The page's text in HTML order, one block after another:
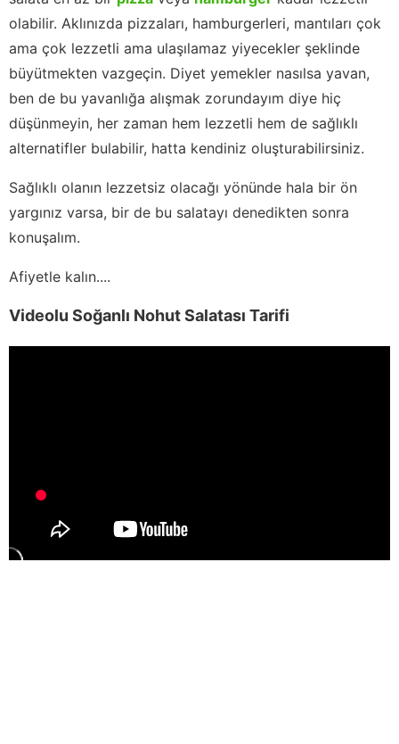
olabilir. Aklınızda pizzaları, hamburgerleri, mantıları çok
ama çok lezzetli ama ulaşılamaz yiyecekler şeklinde
büyütmekten vazgeçin. Diyet yemekler nasılsa yavan,
ben de bu yavanlığa alışmak zorundayım diye hiç
düşünmeyin, her zaman hem lezzetli hem de sağlıklı
alternatifler bulabilir, hatta kendiniz oluşturabilirsiniz.
Sağlıklı olanın lezzetsiz olacağı yönünde hala bir ön
yargınız varsa, bir de bu salatayı denedikten sonra
konuşalım.
Afiyetle kalın....
Videolu Soğanlı Nohut Salatası Tarifi